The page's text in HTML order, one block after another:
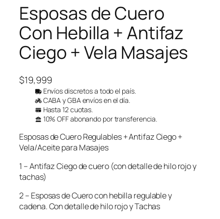
Esposas de Cuero
Con Hebilla + Antifaz
Ciego + Vela Masajes
$19,999
Envíos discretos a todo el país.
CABA y GBA envíos en el día.
Hasta 12 cuotas.
10% OFF abonando por transferencia.
Esposas de Cuero Regulables + Antifaz Ciego +
Vela/Aceite para Masajes
1 – Antifaz Ciego de cuero (con detalle de hilo rojo y
tachas)
2 – Esposas de Cuero con hebilla regulable y
cadena. Con detalle de hilo rojo y Tachas